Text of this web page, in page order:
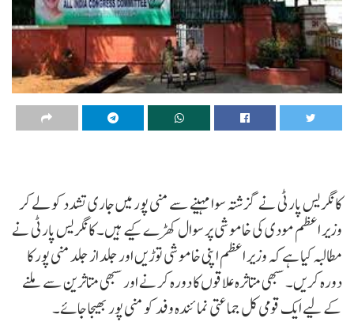
کانگریس پارٹی نے گزشتہ سوا مہینے سے منی پور میں جاری تشدد کو لے کر
وزیر اعظم مودی کی خاموشی پر سوال کھڑے کیے ہیں۔ کانگریس پارٹی نے
مطالبہ کیا ہے کہ وزیر اعظم اپنی خاموشی توڑیں اور جلد از جلد منی پور کا
دورہ کریں۔ سبھی متاثرہ علاقوں کا دورہ کرنے اور سبھی متاثرین سے ملنے
کے لیے ایک قومی کل جماعتی نمائندہ وفد کو منی پور بھیجا جائے۔